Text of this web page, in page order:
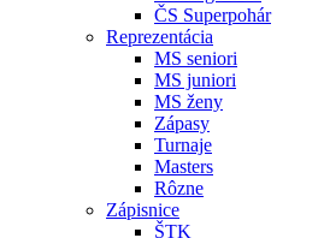
ČS Superpohár
Reprezentácia
MS seniori
MS juniori
MS ženy
Zápasy
Turnaje
Masters
Rôzne
Zápisnice
ŠTK